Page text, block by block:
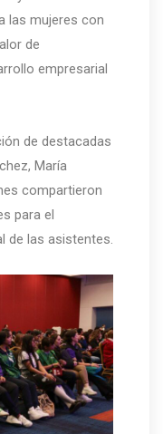
las mujeres con
de
empresarial
de destacadas
María
compartieron
para el
de las asistentes.